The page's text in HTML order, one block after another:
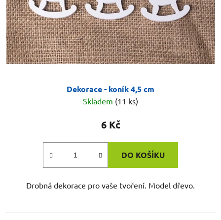
Dekorace - koník 4,5 cm
Skladem (11 ks)
6 Kč
DO KOŠÍKU
Drobná dekorace pro vaše tvoření. Model dřevo.